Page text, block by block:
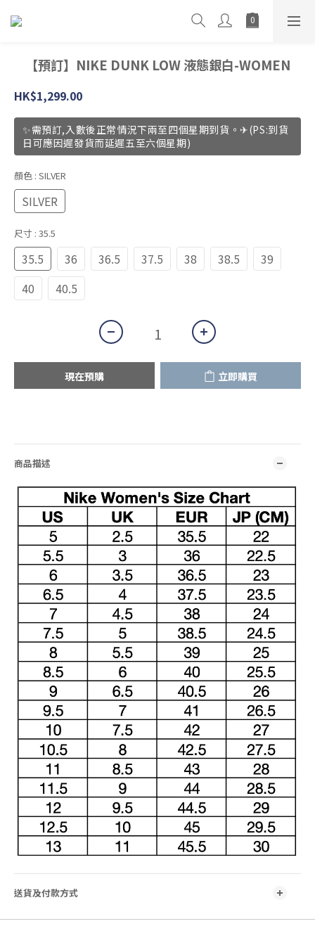
【預訂】NIKE DUNK LOW 液態銀白-WOMEN
HK$1,299.00
✨需預訂,入數後正常情況下兩至四個星期到貨。✈(PS:到貨
日可應因遲發貨而延遲五至六個星期)
顏色 : SILVER
SILVER
尺寸 : 35.5
35.5 36 36.5 37.5 38 38.5
39
40
40.5
現在預購 立即購買
商品描述
送貨及付款方式